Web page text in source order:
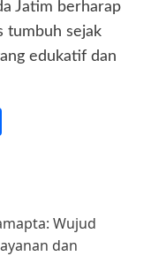
Jatim berharap
tumbuh sejak
edukatif dan
Wujud
dan